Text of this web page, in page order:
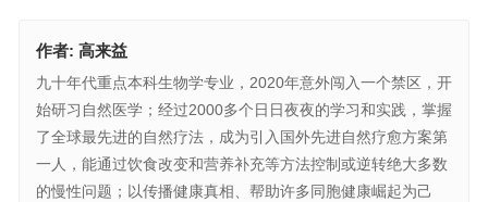
作者: 高来益
九十年代重点本科生物学专业，2020年意外闯入一个禁区，开
始研习自然医学；经过2000多个日日夜夜的学习和实践，掌握
了全球最先进的自然疗法，成为引入国外先进自然疗愈方案第
一人，能通过饮食改变和营养补充等方法控制或逆转绝大多数
的慢性问题；以传播健康真相、帮助许多同胞健康崛起为己